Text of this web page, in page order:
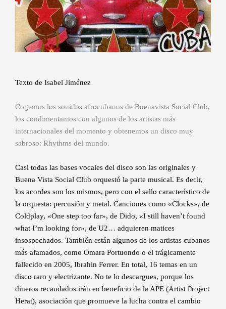
Texto de Isabel Jiménez
Cogemos los sonidos afrocubanos de Buenavista Social Club,
los condimentamos con algunos de los artistas más
internacionales del momento y obtenemos un disco muy
sabroso: Rhythms del mundo.
Casi todas las bases vocales del disco son las originales y
Buena Vista Social Club orquestó la parte musical. Es decir,
los acordes son los mismos, pero con el sello característico de
la orquesta: percusión y metal. Canciones como «Clocks», de
Coldplay, «One step too far», de Dido, «I still haven’t found
what I’m looking for», de U2… adquieren matices
insospechados. También están algunos de los artistas cubanos
más afamados, como Omara Portuondo o el trágicamente
fallecido en 2005, Ibrahin Ferrer. En total, 16 temas en un
disco raro y electrizante. No te lo descargues, porque los
dineros recaudados irán en beneficio de la APE (Artist Project
Herat), asociación que promueve la lucha contra el cambio